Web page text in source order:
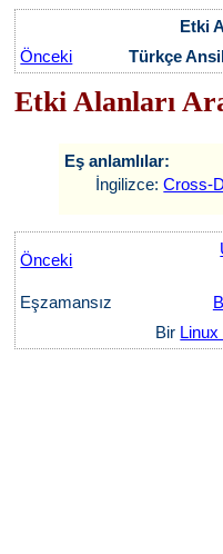
Etki
Önceki
Türkçe
Etki Alanları
Eş anlamlılar:
İngilizce:Cross-
Önceki
Eşzamansız
Bir Linux